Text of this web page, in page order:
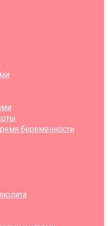
беременности